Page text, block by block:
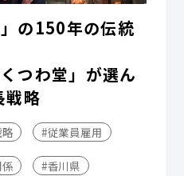
の150年の伝統
つわ堂」が選ん
戦略
#従業員雇用
#香川県